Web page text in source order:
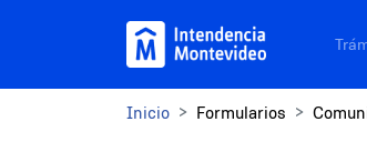
Inicio Formularios